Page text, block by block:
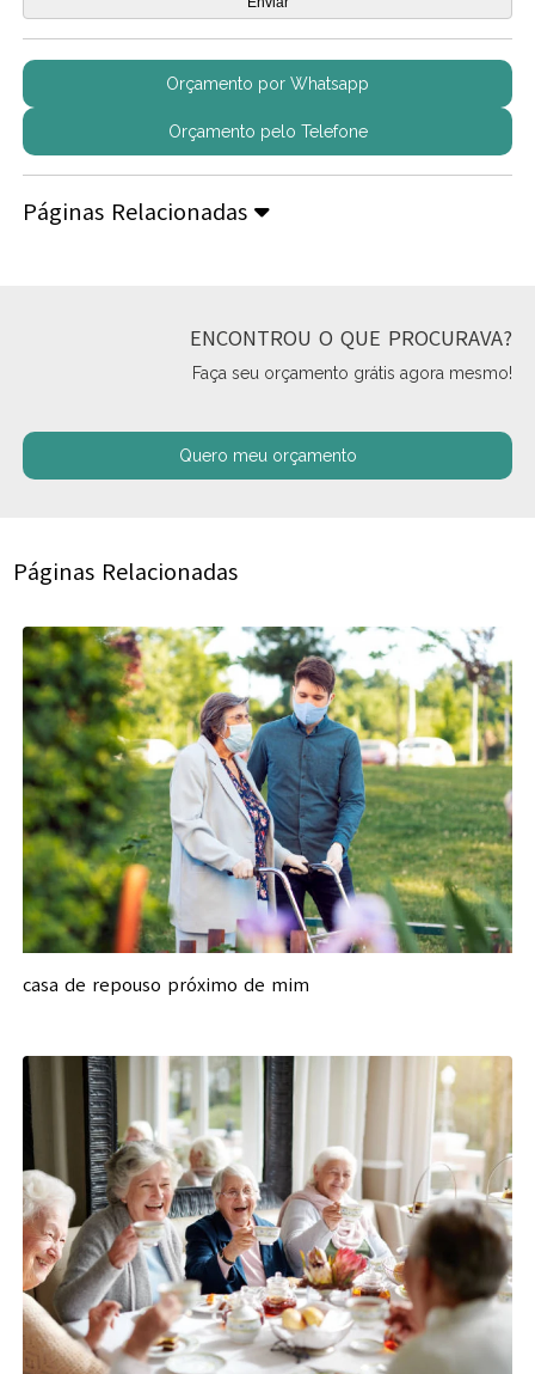
Orçamento por Whatsapp
Orçamento pelo Telefone
Páginas Relacionadas
ENCONTROU O QUE PROCURAVA?
Faça seu orçamento grátis agora mesmo!
Quero meu orçamento
Páginas Relacionadas
casa de repouso próximo de mim